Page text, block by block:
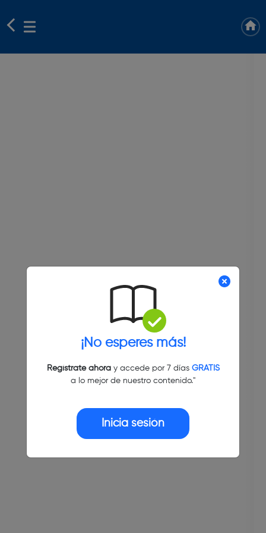
¡No esperes más!
Regístrate ahoray accede por 7 días GRATIS
a lo mejor de nuestro contenido."
Inicia sesión